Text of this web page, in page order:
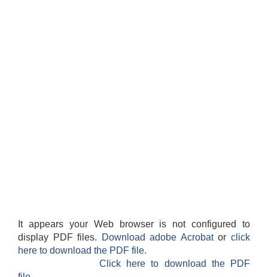
It appears your Web browser is not configured to
display PDF files.
Download adobe Acrobatorclick
here to download the PDF file.
Click here to download the PDF